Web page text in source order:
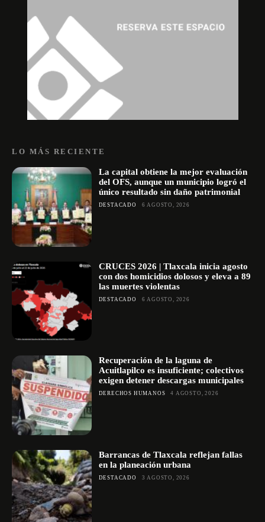
LO MÁS RECIENTE
La capital obtiene la mejor evaluación
del OFS, aunque un municipio logró el
único resultado sin daño patrimonial
DESTACADO 6 AGOSTO, 2026
CRUCES 2026 | Tlaxcala inicia agosto
con dos homicidios dolosos y eleva a 89
las muertes violentas
DESTACADO 6 AGOSTO, 2026
Recuperación de la laguna de
Acuitlapilco es insuficiente; colectivos
exigen detener descargas municipales
DERECHOS HUMANOS 4 AGOSTO, 2026
Barrancas de Tlaxcala reflejan fallas
en la planeación urbana
DESTACADO 3 AGOSTO, 2026